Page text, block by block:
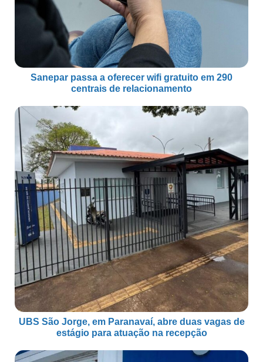
Sanepar passa a oferecer wifi gratuito em 290
centrais de relacionamento
UBS São Jorge, em Paranavaí, abre duas vagas de
estágio para atuação na recepção